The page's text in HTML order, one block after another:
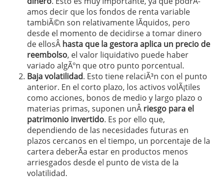
amos decir que los fondos de renta variable
tambiÃ©n son relativamente lÃ­quidos, pero
desde el momento de decidirse a tomar dinero
de ellosÂ hasta que la gestora aplica un precio de
reembolso, el valor liquidativo puede haber
variado algÃºn que otro punto porcentual.
Baja volatilidad. Esto tiene relaciÃ³n con el punto
anterior. En el corto plazo, los activos volÃ¡tiles
como acciones, bonos de medio y largo plazo o
materias primas, suponen unÂ riesgo para el
patrimonio invertido. Es por ello que,
dependiendo de las necesidades futuras en
plazos cercanos en el tiempo, un porcentaje de la
cartera deberÃ­a estar en productos menos
arriesgados desde el punto de vista de la
volatilidad.